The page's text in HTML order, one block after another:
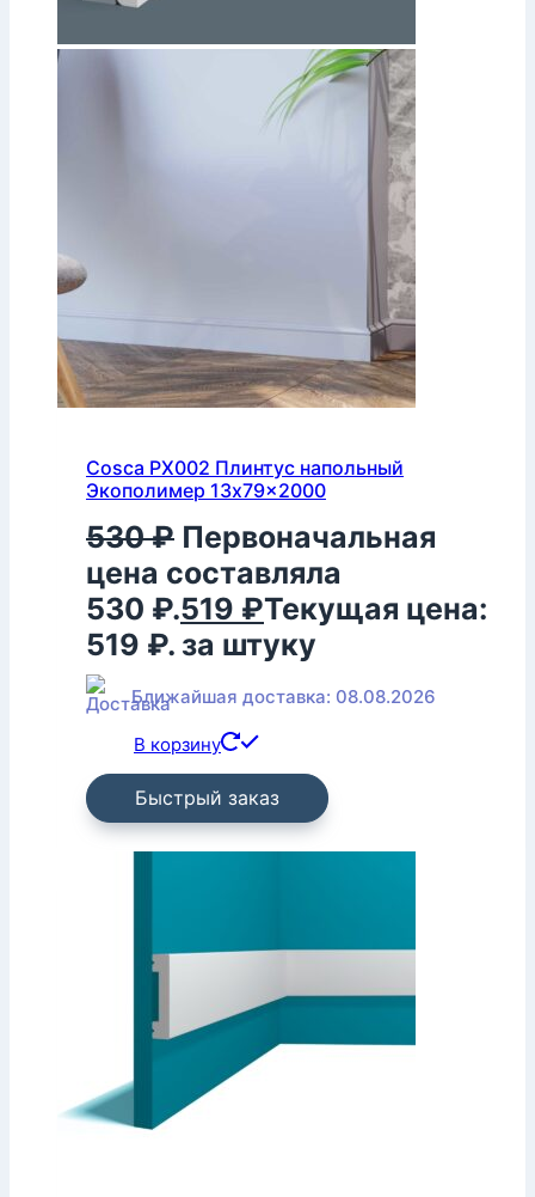
Cosca PX002 Плинтус напольный
Экополимер 13x79x2000
530₽ Первоначальная
цена составляла
530 ₽.519 ₽Текущая цена:
519 ₽. за штуку
Ближайшая доставка: 08.08.2026
В корзину
Быстрый заказ